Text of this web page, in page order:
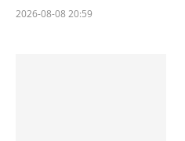
2026-08-08 20:59